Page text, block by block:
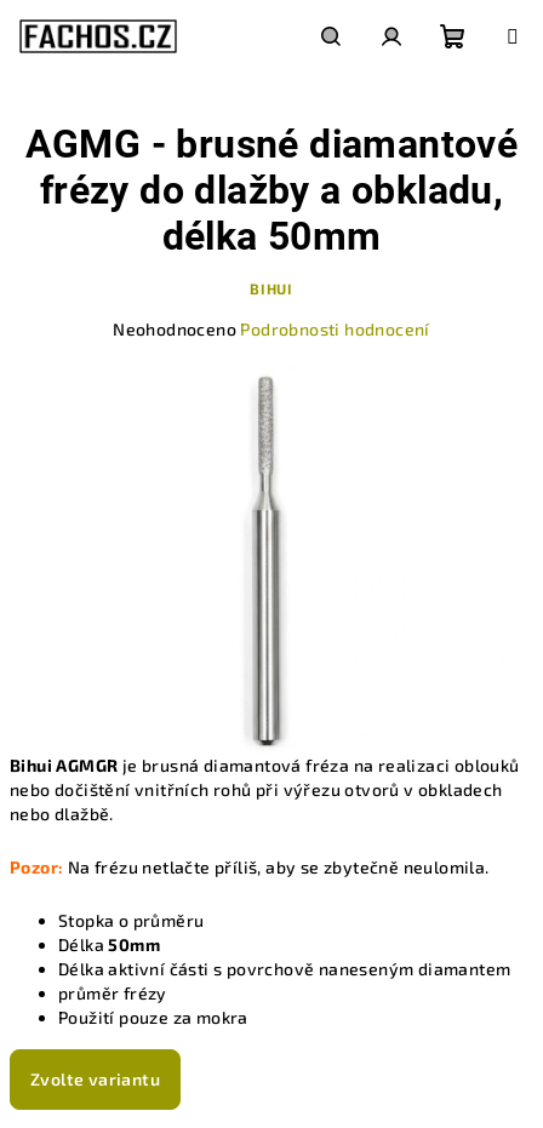
obsah
košík
Bihui AGMGR je brusná diamantová fréza na realizaci oblouků
nebo dočištění vnitřních rohů při výřezu otvorů v obkladech
nebo dlažbě.
Pozor: Na frézu netlačte příliš, aby se zbytečně neulomila.
Stopka o průměru
Délka 50mm
Délka aktivní části s povrchově naneseným diamantem
průměr frézy
Použití pouze za mokra
Zvolte variantu
AGMG - brusné diamantové
frézy do dlažby a obkladu,
délka 50mm
BIHUI
Neohodnoceno Podrobnosti hodnocení